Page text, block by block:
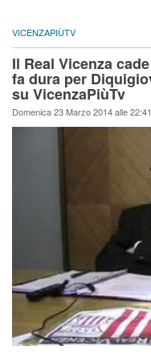
VICENZAPIÙTV
Il Real Vicenza
fa dura per
su VicenzaPiùTv
Domenica 23 Marzo 2014 alle 22:41